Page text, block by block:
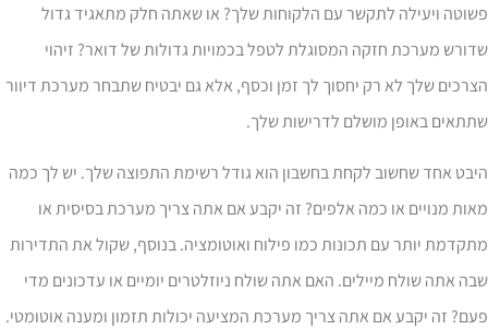
ויעילה לתקשר עם הלקוחות שלך? או שאתה חלק מתאגיד גדול
מערכת חזקה המסוגלת לטפל בכמויות גדולות של דואר? זיהוי
שלך לא רק יחסוך לך זמן וכסף, אלא גם יבטיח שתבחר מערכת דיוור
באופן מושלם לדרישות שלך.
אחד שחשוב לקחת בחשבון הוא גודל רשימת התפוצה שלך. יש לך כמה
מנויים או כמה אלפים? זה יקבע אם אתה צריך מערכת בסיסית או
יותר עם תכונות כמו פילוח ואוטומציה. בנוסף, שקול את התדירות
אתה שולח מיילים. האם אתה שולח ניוזלטרים יומיים או עדכונים מדי
זה יקבע אם אתה צריך מערכת המציעה יכולות תזמון ומענה אוטומטי.